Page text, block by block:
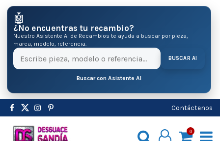
🤖
¿No encuentras tu recambio?
Nuestro Asistente AI de Recambios te ayuda a buscar por pieza,
marca, modelo, referencia.
BUSCAR AI
Buscar con Asistente AI
Contáctenos
0